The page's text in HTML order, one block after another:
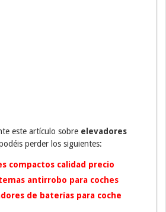
este artículo sobre elevadores
perder los siguientes:
compactos calidad precio
antirrobo para coches
de baterías para coche